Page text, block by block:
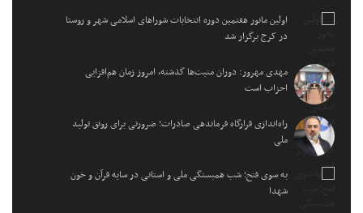
اولین مانور هفتمین دوره انتخابات شوراهای اسلامی شهر و روستا
در کرج برگزار شد
مهدی مهرور: دوران منیت‌ها گذشته، امروز زمان هم‌افزایی
احزاب است
راه‌اندازی قرارگاه فرماندهی صادرات؛ ضرورتی برای رونق تولید
ملی
به سوی فتح؛ شب همبستگی ملی و استانی در سایه قرآن و خون
شهدا